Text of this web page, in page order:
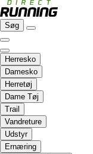
Søg
Herresko
Damesko
Herretøj
Dame Tøj
Trail
Vandreture
Udstyr
Ernæring